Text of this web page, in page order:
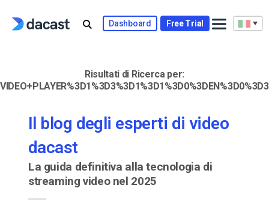
Dashboard Free Trial
Risultati di Ricerca per:
Il blog degli esperti di video
dacast
La guida definitiva alla tecnologia di
streaming video nel 2025